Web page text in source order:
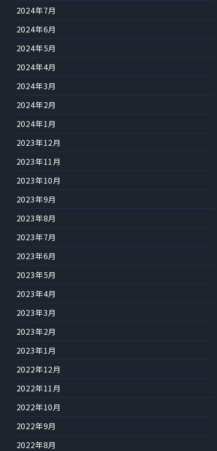
2024年7月
2024年6月
2024年5月
2024年4月
2024年3月
2024年2月
2024年1月
2023年12月
2023年11月
2023年10月
2023年9月
2023年8月
2023年7月
2023年6月
2023年5月
2023年4月
2023年3月
2023年2月
2023年1月
2022年12月
2022年11月
2022年10月
2022年9月
2022年8月